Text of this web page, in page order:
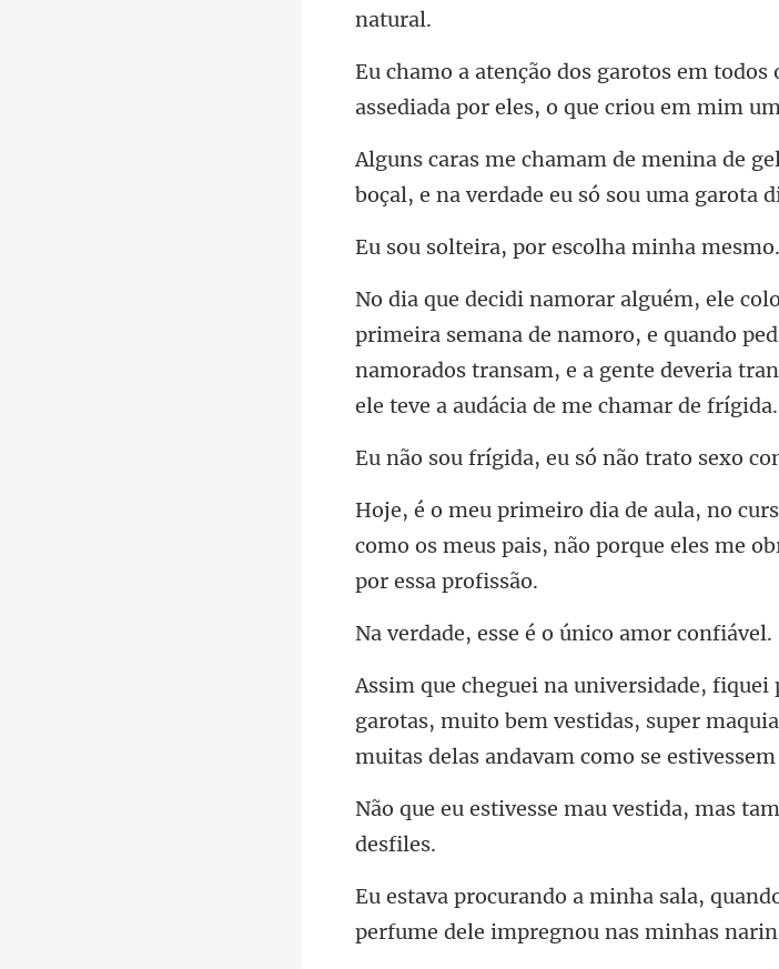
assediada por e
boçal, e na verdade eu só so
ra, por escolh
a de namoro, e quando
namorados transam, e a gente
, eu só não trato s
como os meus pais, não porque eles m
sse é o único
garotas, muito bem vestidas, super
vestida, mas
perf